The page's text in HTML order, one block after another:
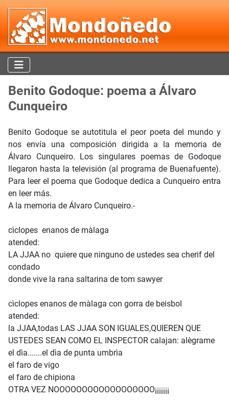
Benito Godoque: poema a Álvaro
Cunqueiro
Benito Godoque se autotitula el peor poeta del mundo y
nos envía una composición dirigida a la memoria de
Álvaro Cunqueiro. Los singulares poemas de Godoque
llegaron hasta la televisión (al programa de Buenafuente).
Para leer el poema que Godoque dedica a Cunqueiro entra
en leer más.
A la memoria de Álvaro Cunqueiro.-
cìclopes enanos de màlaga
atended:
LA JJAA no quiere que ninguno de ustedes sea cherif del
condado
donde vive la rana saltarina de tom sawyer
cìclopes enanos de màlaga con gorra de beisbol
atended:
la JJAA,todas LAS JJAA SON IGUALES,QUIEREN QUE
USTEDES SEAN COMO EL INSPECTOR calajan: alègrame
el dìa.......el dìa de punta umbrìa
el faro de vigo
el faro de chipiona
OTRA VEZ NOOOOOOOOOOOOOOOOOO¡¡¡¡¡¡¡